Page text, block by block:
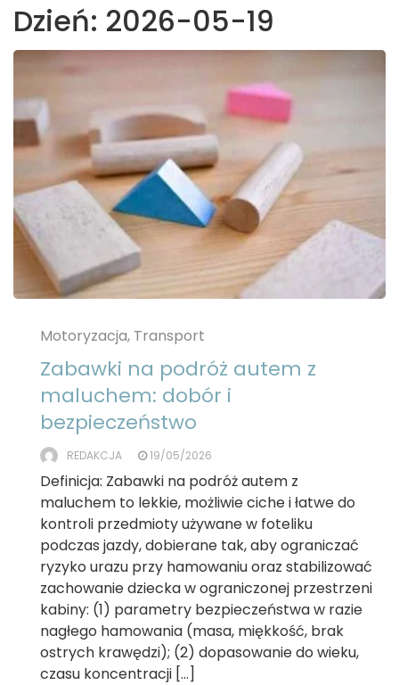
Dzień: 2026-05-19
Motoryzacja, Transport
Zabawki na podróż autem z
maluchem: dobór i
bezpieczeństwo
REDAKCJA 19/05/2026
Definicja: Zabawki na podróż autem z
maluchem to lekkie, możliwie ciche i łatwe do
kontroli przedmioty używane w foteliku
podczas jazdy, dobierane tak, aby ograniczać
ryzyko urazu przy hamowaniu oraz stabilizować
zachowanie dziecka w ograniczonej przestrzeni
kabiny: (1) parametry bezpieczeństwa w razie
nagłego hamowania (masa, miękkość, brak
ostrych krawędzi); (2) dopasowanie do wieku,
czasu koncentracji […]